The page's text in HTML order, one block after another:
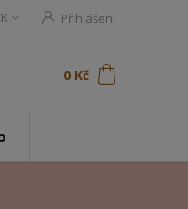
Přihlášení
0 Kč